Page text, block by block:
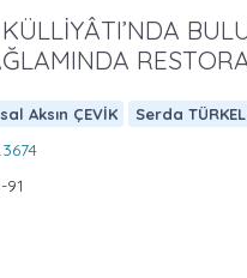
Aksın ÇEVİK Serda